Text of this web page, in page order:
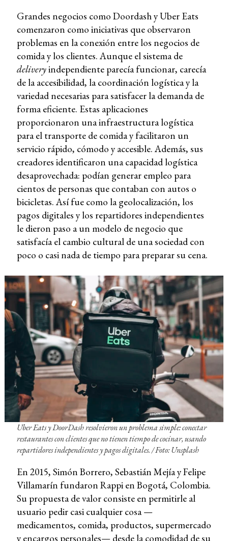
Grandes negocios como Doordash y Uber Eats
comenzaron como iniciativas que observaron
problemas en la conexión entre los negocios de
comida y los clientes. Aunque el sistema de
deliveryindependiente parecía funcionar, carecía
de la accesibilidad, la coordinación logística y la
variedad necesarias para satisfacer la demanda de
forma eficiente. Estas aplicaciones
proporcionaron una infraestructura logística
para el transporte de comida y facilitaron un
servicio rápido, cómodo y accesible. Además, sus
creadores identificaron una capacidad logística
desaprovechada: podían generar empleo para
cientos de personas que contaban con autos o
bicicletas. Así fue como la geolocalización, los
pagos digitales y los repartidores independientes
le dieron paso a un modelo de negocio que
satisfacía el cambio cultural de una sociedad con
poco o casi nada de tiempo para preparar su cena.
Uber Eats y DoorDash resolvieron un problema simple: conectar
restaurantes con clientes que no tienen tiempo de cocinar, usando
repartidores independientes y pagos digitales. / Foto: Unsplash
En 2015, Simón Borrero, Sebastián Mejía y Felipe
Villamarín fundaron Rappi en Bogotá, Colombia.
Su propuesta de valor consiste en permitirle al
usuario pedir casi cualquier cosa —
medicamentos, comida, productos, supermercado
y encargos personales— desde la comodidad de su